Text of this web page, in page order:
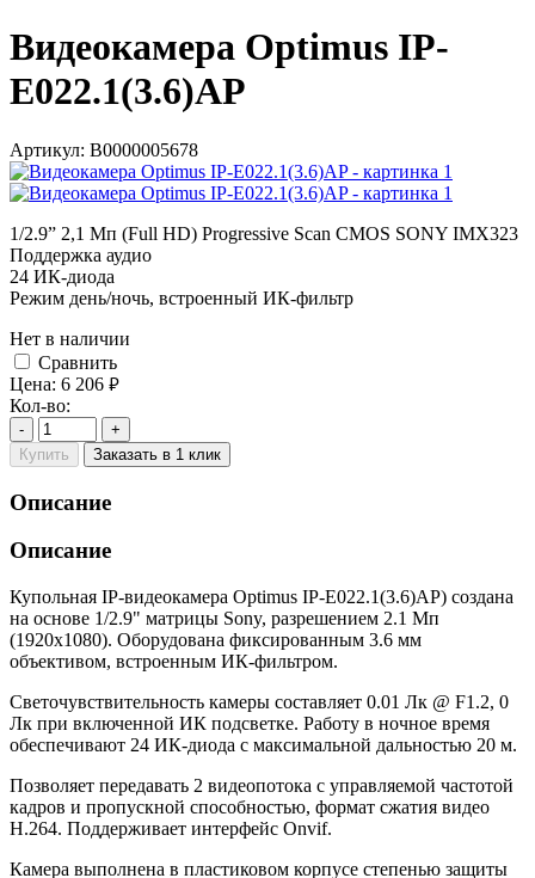
Видеокамера Optimus IP-
E022.1(3.6)AP
Артикул: В0000005678
1/2.9” 2,1 Мп (Full HD) Progressive Scan CMOS SONY IMX323
Поддержка аудио
24 ИК-диода
Режим день/ночь, встроенный ИК-фильтр
Нет в наличии
Cравнить
Цена: 6 206 руб.
Кол-во:
-
+
Купить
Заказать в 1 клик
Описание
Описание
Купольная IP-видеокамера Optimus IP-E022.1(3.6)AP) создана
на основе 1/2.9" матрицы Sony, разрешением 2.1 Мп
(1920х1080). Оборудована фиксированным 3.6 мм
объективом, встроенным ИК-фильтром.
Светочувствительность камеры составляет 0.01 Лк @ F1.2, 0
Лк при включенной ИК подсветке. Работу в ночное время
обеспечивают 24 ИК-диода с максимальной дальностью 20 м.
Позволяет передавать 2 видеопотока с управляемой частотой
кадров и пропускной способностью, формат сжатия видео
H.264. Поддерживает интерфейс Onvif.
Камера выполнена в пластиковом корпусе степенью защиты